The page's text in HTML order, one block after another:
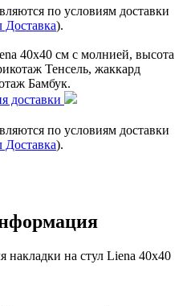
по условиям доставки
Доставка).
40х40 см с молнией, высота
Тенсель, жаккард
Бамбук.
доставки
по условиям доставки
Доставка).
на стул Liena 40х40